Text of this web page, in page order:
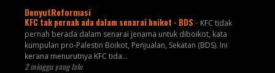
DenyutReformasi
KFC tak pernah ada dalam senarai boikot - BDS - KFC tidak
pernah berada dalam senarai jenama untuk diboikot, kata
kumpulan pro-Palestin Boikot, Penjualan, Sekatan (BDS). Ini
kerana menurutnya KFC tida...
2 minggu yang lalu